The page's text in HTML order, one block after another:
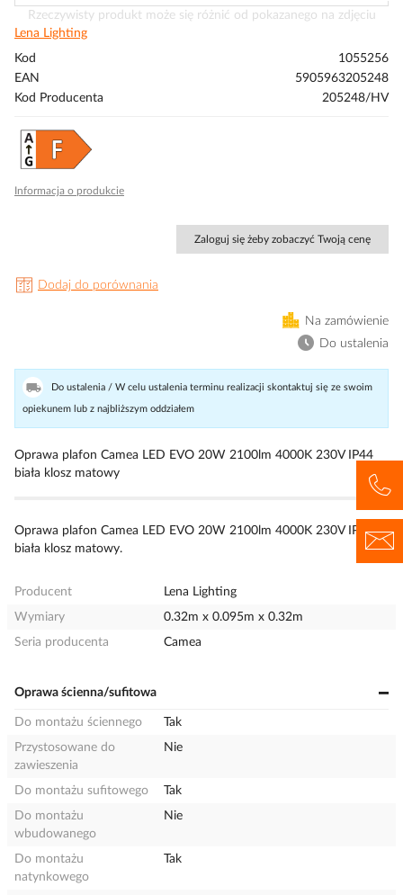
Przejdź
na
początek
Rzeczywisty produkt może się różnić od pokazanego na zdjęciu
Lena Lighting
Kod
1055256
EAN
5905963205248
Kod Producenta
205248/HV
Informacja o produkcie
Zaloguj się żeby zobaczyć Twoją cenę
Dodaj do porównania
Na zamówienie
Do ustalenia
Do ustalenia / W celu ustalenia terminu realizacji skontaktuj się ze swoim
opiekunem lub z najbliższym oddziałem
Oprawa plafon Camea LED EVO 20W 2100lm 4000K 230V IP44
biała klosz matowy
Oprawa plafon Camea LED EVO 20W 2100lm 4000K 230V IP44
biała klosz matowy.
Producent
Lena Lighting
Wymiary
0.32m x 0.095m x 0.32m
Seria producenta
Camea
Oprawa ścienna/sufitowa
Do montażu ściennego
Tak
Przystosowane do
zawieszenia
Nie
Do montażu sufitowego
Tak
Do montażu
wbudowanego
Nie
Do montażu
natynkowego
Tak